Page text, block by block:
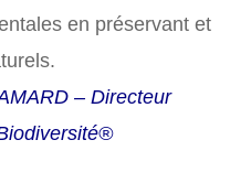
en préservant et
– Directeur